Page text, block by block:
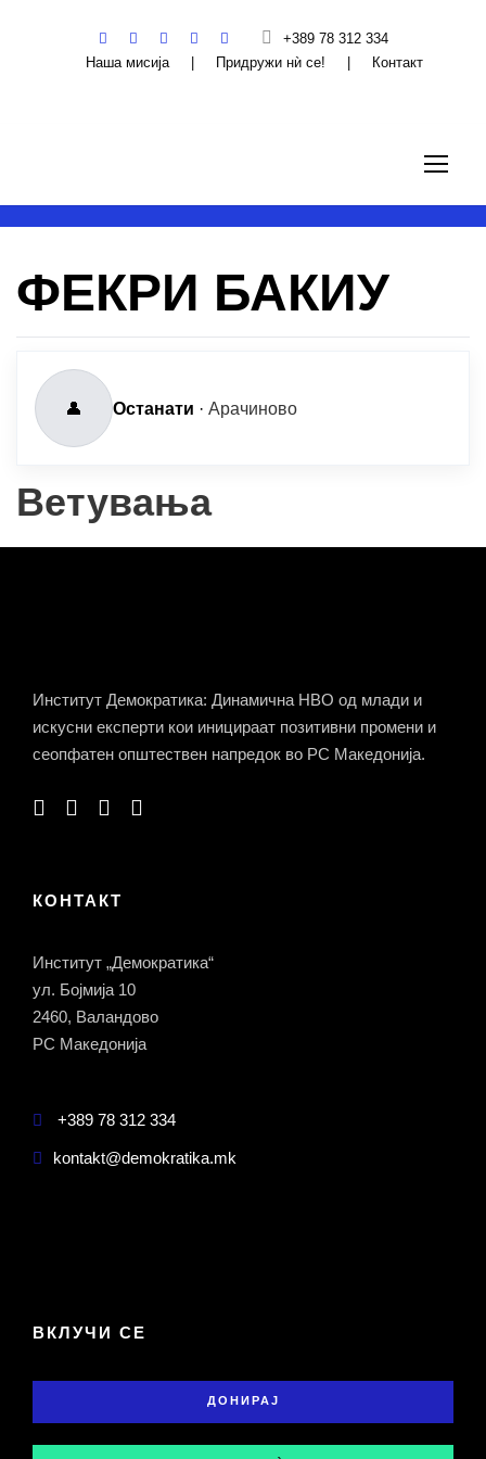
+389 78 312 334
Наша мисија
Придружи нѝ се! Контакт
ФЕКРИ БАКИУ
👤 Останати · Арачиново
Ветувања
Институт Демократика: Динамична НВО од млади и
искусни експерти кои иницираат позитивни промени и
сеопфатен општествен напредок во РС Македонија.
КОНТАКТ
Институт „Демократика“
ул. Бојмија 10
2460, Валандово
РС Македонија
+389 78 312 334
kontakt@demokratika.mk
ВКЛУЧИ СЕ
ДОНИРАЈ